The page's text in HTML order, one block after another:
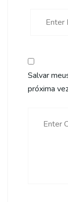
Salvar
próxima